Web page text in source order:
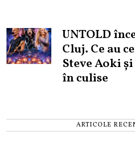
UNTOLD
Cluj. Ce au
Steve Aoki
în culise
ARTICOLE